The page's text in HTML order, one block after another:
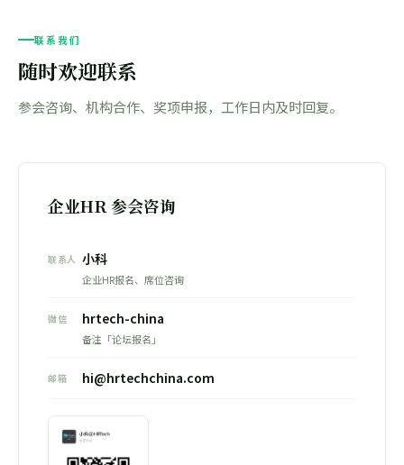
联系我们
随时欢迎联系
参会咨询、机构合作、奖项申报，工作日内及时回复。
企业HR 参会咨询
联系人 小科
企业HR报名、席位咨询
微信 hrtech-china
备注「论坛报名」
邮箱 hi@hrtechchina.com